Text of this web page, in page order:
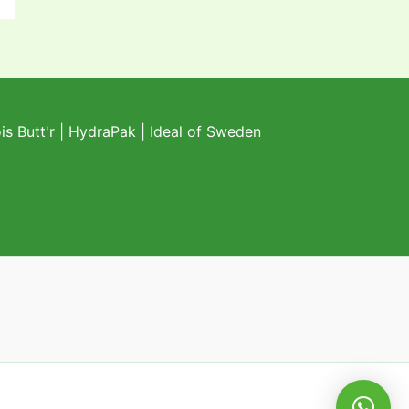
Butt'r| HydraPak| Ideal of Sweden